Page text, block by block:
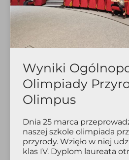
Wyniki
Olimpiady
Olimpus
Dnia 25 marca
naszej szkole olimpiada
przyrody. Wzięło w niej
klas IV. Dyplom laureata